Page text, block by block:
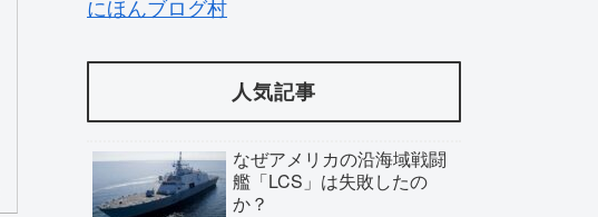
にほんブログ村
人気記事
なぜアメリカの沿海域戦闘
艦「LCS」は失敗したの
か？